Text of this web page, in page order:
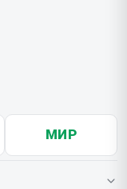
МИР